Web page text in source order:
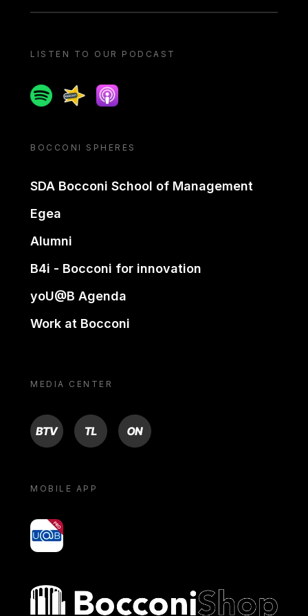
LISTEN TO OUR PODCAST
SpotifySpreakerApple podcast
BOCCONI SPHERES
SDA Bocconi School of Management
Egea
Alumni
B4i - Bocconi for innovation
yoU@B Agenda
Work at Bocconi
MEDIA CENTER
BTV TL ON
MOBILE APP
yoU@B
Bocconi shop